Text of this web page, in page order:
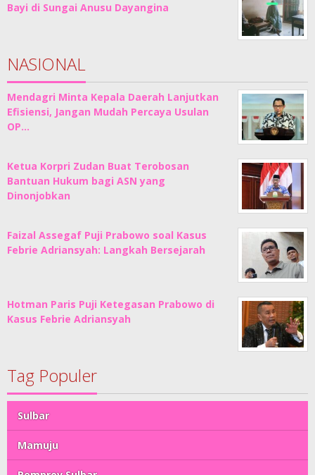
Bayi di Sungai Anusu Dayangina
NASIONAL
Mendagri Minta Kepala Daerah Lanjutkan
Efisiensi, Jangan Mudah Percaya Usulan
OP…
Ketua Korpri Zudan Buat Terobosan
Bantuan Hukum bagi ASN yang
Dinonjobkan
Faizal Assegaf Puji Prabowo soal Kasus
Febrie Adriansyah: Langkah Bersejarah
Hotman Paris Puji Ketegasan Prabowo di
Kasus Febrie Adriansyah
Tag Populer
Sulbar
Mamuju